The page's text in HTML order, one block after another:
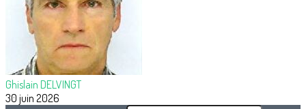
Ghislain DELVINGT
30 juin 2026